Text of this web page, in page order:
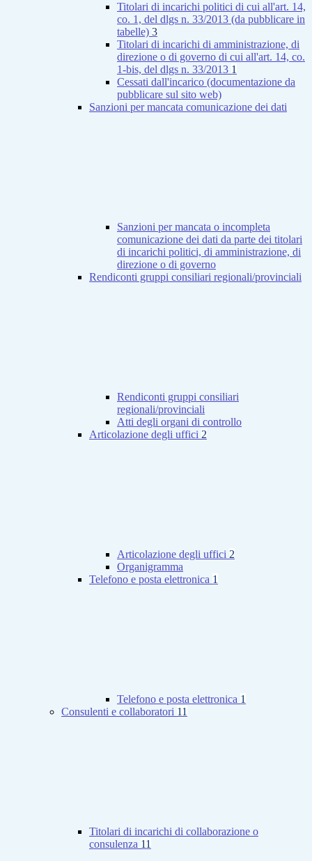
Titolari di incarichi politici di cui all'art. 14,
co. 1, del dlgs n. 33/2013 (da pubblicare in
tabelle) 3
Titolari di incarichi di amministrazione, di
direzione o di governo di cui all'art. 14, co.
1-bis, del dlgs n. 33/2013 1
Cessati dall'incarico (documentazione da
pubblicare sul sito web)
Sanzioni per mancata comunicazione dei dati
Sanzioni per mancata o incompleta
comunicazione dei dati da parte dei titolari
di incarichi politici, di amministrazione, di
direzione o di governo
Rendiconti gruppi consiliari regionali/provinciali
Rendiconti gruppi consiliari
regionali/provinciali
Atti degli organi di controllo
Articolazione degli uffici 2
Articolazione degli uffici 2
Organigramma
Telefono e posta elettronica 1
Telefono e posta elettronica 1
Consulenti e collaboratori 11
Titolari di incarichi di collaborazione o
consulenza 11